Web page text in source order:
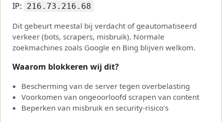
IP: 216.73.216.68
Dit gebeurt meestal bij verdacht of geautomatiseerd
verkeer (bots, scrapers, misbruik). Normale
zoekmachines zoals Google en Bing blijven welkom.
Waarom blokkeren wij dit?
Bescherming van de server tegen overbelasting
Voorkomen van ongeoorloofd scrapen van content
Beperken van misbruik en security-risico’s